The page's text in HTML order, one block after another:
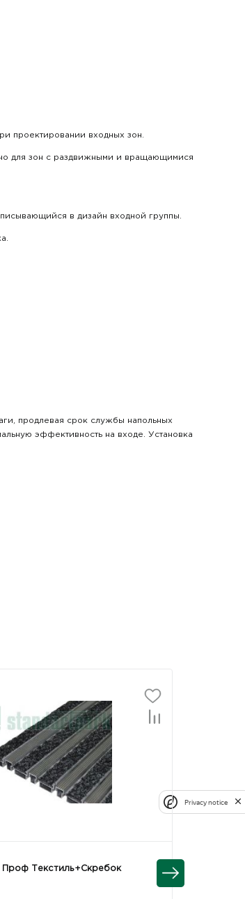
проектировании входных зон.
для зон с раздвижными и вращающимися
в дизайн входной группы.
продлевая срок службы напольных
эффективность на входе. Установка
Проф Текстиль+Скребок
Privacy notice